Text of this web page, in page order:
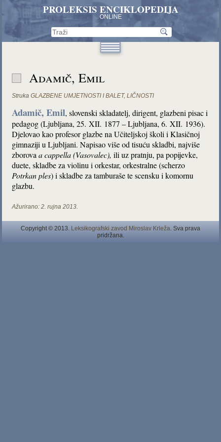
PROLEKSIS ENCIKLOPEDIJA
ONLINE
Adamič, Emil
Struka GLAZBENE UMJETNOSTI I BALET,LIČNOSTI
Adamič, Emil, slovenski skladatelj, dirigent, glazbeni pisac i
pedagog (Ljubljana, 25. XII. 1877 – Ljubljana, 6. XII. 1936).
Djelovao kao profesor glazbe na Učiteljskoj školi i Klasičnoj
gimnaziji u Ljubljani. Napisao više od tisuću skladbi, najviše
zborovaa cappella (Vasovalec), ili uz pratnju, pa popijevke,
duete, skladbe za violinu i orkestar, orkestralne (scherzo
Potrkan ples) i skladbe za tamburaše te scensku i komornu
glazbu.
Ažurirano: 2. rujna 2013.
Copyright © 2013. Leksikografski zavod Miroslav Krleža. Sva prava
pridržana.